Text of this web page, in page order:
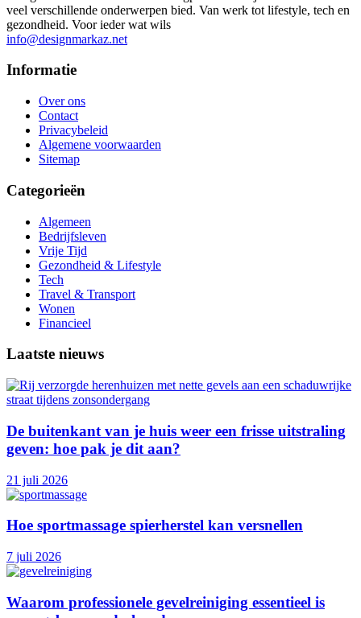
veel verschillende onderwerpen bied. Van werk tot lifestyle, tech en
gezondheid. Voor ieder wat wils
info@designmarkaz.net
Informatie
Over ons
Contact
Privacybeleid
Algemene voorwaarden
Sitemap
Categorieën
Algemeen
Bedrijfsleven
Vrije Tijd
Gezondheid & Lifestyle
Tech
Travel & Transport
Wonen
Financieel
Laatste nieuws
De buitenkant van je huis weer een frisse uitstraling
geven: hoe pak je dit aan?
21 juli 2026
Hoe sportmassage spierherstel kan versnellen
7 juli 2026
Waarom professionele gevelreiniging essentieel is